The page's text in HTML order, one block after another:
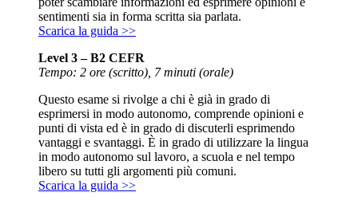
sentimenti sia in forma scritta sia parlata.
Scarica la guida >>
Level 3 – B2 CEFR
Tempo: 2 ore (scritto), 7 minuti (orale)
Questo esame si rivolge a chi è già in grado di
esprimersi in modo autonomo, comprende opinioni e
punti di vista ed è in grado di discuterli esprimendo
vantaggi e svantaggi. È in grado di utilizzare la lingua
in modo autonomo sul lavoro, a scuola e nel tempo
libero su tutti gli argomenti più comuni.
Scarica la guida >>